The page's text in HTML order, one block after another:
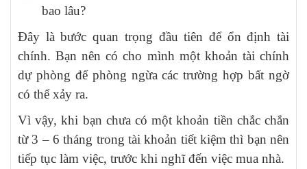
bao lâu?
Đây là bước quan trọng đầu tiên để ổn định tài
chính. Bạn nên có cho mình một khoản tài chính
dự phòng để phòng ngừa các trường hợp bất ngờ
có thể xảy ra.
Vì vậy, khi bạn chưa có một khoản tiền chắc chắn
từ 3 – 6 tháng trong tài khoản tiết kiệm thì bạn nên
tiếp tục làm việc, trước khi nghĩ đến việc mua nhà.